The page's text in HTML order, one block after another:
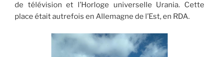
de télévision et l’Horloge universelle Urania. Cette
place était autrefois en Allemagne de l’Est, en RDA.